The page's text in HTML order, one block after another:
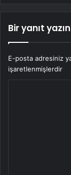
Bir yanıt yazın
E-posta adresiniz
işaretlenmişlerdir